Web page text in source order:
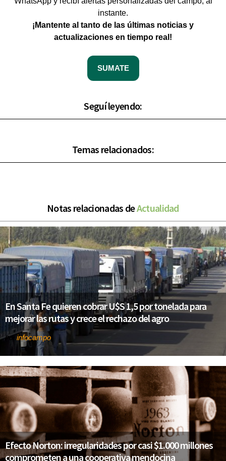
instante.
¡Mantente al tanto de las últimas noticias y
actualizaciones en tiempo real!
SUMATE
Seguí leyendo:
Temas relacionados:
Notas relacionadas deActualidad
En Santa Fe quieren cobrar U$S 1,5 por tonelada para
mejorar las rutas y crece el rechazo del agro
Por infocampo
Efecto Norton: irregularidades por casi $1.000 millones
comprometen a una cooperativa mendocina